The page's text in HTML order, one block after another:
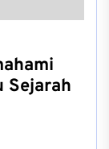
Sejarah